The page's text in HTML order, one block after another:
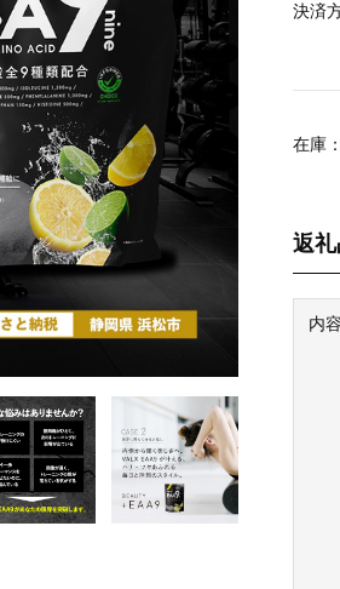
在庫：
返
内
決済